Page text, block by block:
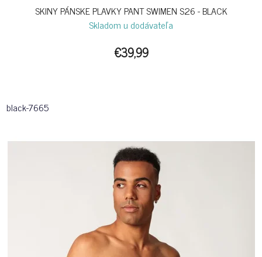
SKINY PÁNSKE PLAVKY PANT SWIMEN S26 - BLACK
Skladom u dodávateľa
€39,99
black-7665